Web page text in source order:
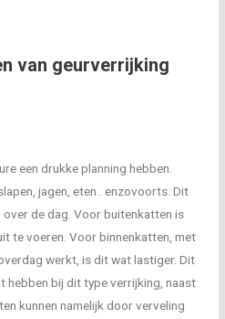
van geurverrijking
een drukke planning hebben.
jagen, eten.. enzovoorts. Dit
over de dag. Voor buitenkatten is
te voeren. Voor binnenkatten, met
werkt, is dit wat lastiger. Dit
hebben bij dit type verrijking, naast
kunnen namelijk door verveling